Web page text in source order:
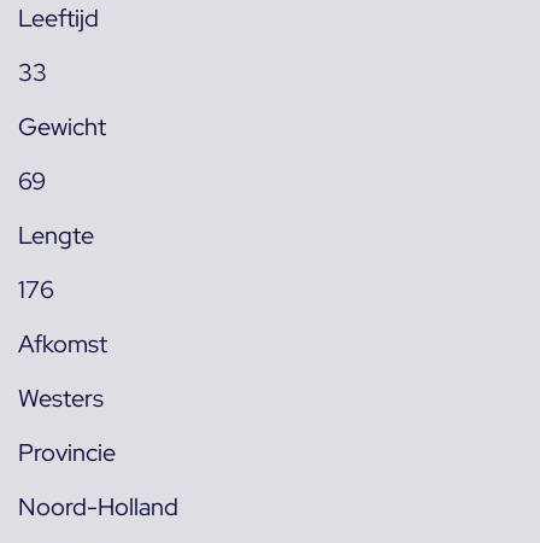
Leeftijd
33
Gewicht
69
Lengte
176
Afkomst
Westers
Provincie
Noord-Holland